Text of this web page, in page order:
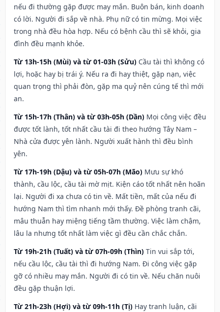
nếu đi thường gặp được may mắn. Buôn bán, kinh doanh
có lời. Người đi sắp về nhà. Phụ nữ có tin mừng. Mọi việc
trong nhà đều hòa hợp. Nếu có bệnh cầu thì sẽ khỏi, gia
đình đều mạnh khỏe.
Từ 13h-15h (Mùi) và từ 01-03h (Sửu) Cầu tài thì không có
lợi, hoặc hay bị trái ý. Nếu ra đi hay thiệt, gặp nạn, việc
quan trọng thì phải đòn, gặp ma quỷ nên cúng tế thì mới
an.
Từ 15h-17h (Thân) và từ 03h-05h (Dần) Mọi công việc đều
được tốt lành, tốt nhất cầu tài đi theo hướng Tây Nam –
Nhà cửa được yên lành. Người xuất hành thì đều bình
yên.
Từ 17h-19h (Dậu) và từ 05h-07h (Mão) Mưu sự khó
thành, cầu lộc, cầu tài mờ mịt. Kiện cáo tốt nhất nên hoãn
lại. Người đi xa chưa có tin về. Mất tiền, mất của nếu đi
hướng Nam thì tìm nhanh mới thấy. Đề phòng tranh cãi,
mâu thuẫn hay miệng tiếng tầm thường. Việc làm chậm,
lâu la nhưng tốt nhất làm việc gì đều cần chắc chắn.
Từ 19h-21h (Tuất) và từ 07h-09h (Thìn) Tin vui sắp tới,
nếu cầu lộc, cầu tài thì đi hướng Nam. Đi công việc gặp
gỡ có nhiều may mắn. Người đi có tin về. Nếu chăn nuôi
đều gặp thuận lợi.
Từ 21h-23h (Hợi) và từ 09h-11h (Tị) Hay tranh luận, cãi